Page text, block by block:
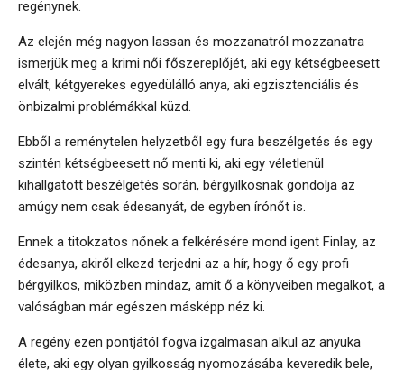
regénynek.
Az elején még nagyon lassan és mozzanatról mozzanatra
ismerjük meg a krimi női főszereplőjét, aki egy kétségbeesett
elvált, kétgyerekes egyedülálló anya, aki egzisztenciális és
önbizalmi problémákkal küzd.
Ebből a reménytelen helyzetből egy fura beszélgetés és egy
szintén kétségbeesett nő menti ki, aki egy véletlenül
kihallgatott beszélgetés során, bérgyilkosnak gondolja az
amúgy nem csak édesanyát, de egyben írónőt is.
Ennek a titokzatos nőnek a felkérésére mond igent Finlay, az
édesanya, akiről elkezd terjedni az a hír, hogy ő egy profi
bérgyilkos, miközben mindaz, amit ő a könyveiben megalkot, a
valóságban már egészen másképp néz ki.
A regény ezen pontjától fogva izgalmasan alkul az anyuka
élete, aki egy olyan gyilkosság nyomozásába keveredik bele,